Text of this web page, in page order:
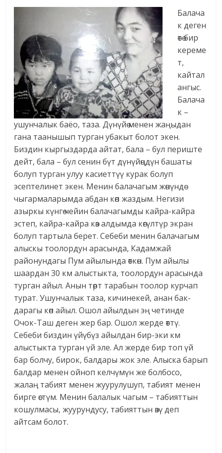
Балача
к деген
өтө бир
кереме
т,
кайтал
ангыс.
Балача
к –
ушунчалык баёо, таза. Дүнүйө менен жаңыдан
гана таанышып турган убакыт болот экен.
Биздин кыргыздарда айтат, бала – бул периште
дейт, бала – бул сенин бүт дүнүйөңдүн башаты
болуп турган улуу касиеттүү курак болуп
эсептелинет экен. Менин балачагым жөнүндө
чыгармаларымда абдан көп жаздым. Негизи
азыркы күнгө чейин балачагымды кайра-кайра
эстеп, кайра-кайра көз алдымда көгүлтүр экран
болуп тартыла берет. Себеби менин балачагым
алыскы тоолордун арасында, Кадамжай
районундагы Пум айылында өткөн. Пум айылы
шаардан 30 км алыстыкта, тоолордун арасында
турган айыл. Анын төрт тарабын тоолор курчап
турат. Ушунчалык таза, кичинекей, анан бак-
дарагы көп айыл. Ошол айылдын эң четинде
Очок-Таш деген жер бар. Ошол жерде өттү.
Себеби биздин үйүбүз айылдан бир-эки км
алыстыкта турган үй эле. Ал жерде бир топ үй
бар болчу, бирок, балдары жок эле. Алыска барып
балдар менен ойноп келчүмүн же болбосо,
жалаң табият менен жуурулушуп, табият менен
бирге өстүм. Менин балалык чагым – табияттын
кошулмасы, жуурундусу, табияттын өзү деп
айтсам болот.